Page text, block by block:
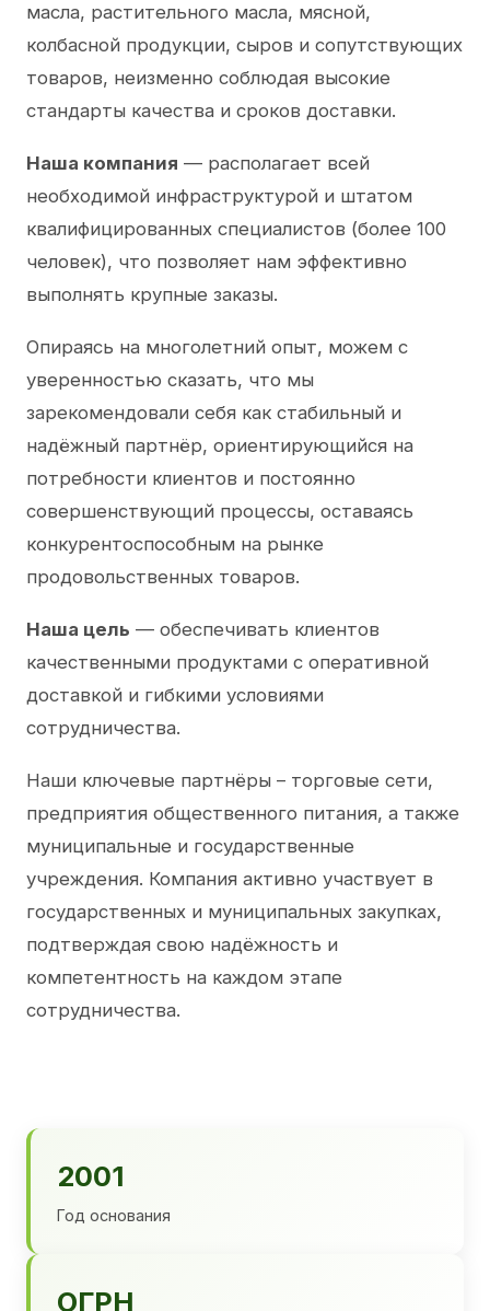
масла, растительного масла, мясной,
колбасной продукции, сыров и сопутствующих
товаров, неизменно соблюдая высокие
стандарты качества и сроков доставки.
Наша компания — располагает всей
необходимой инфраструктурой и штатом
квалифицированных специалистов (более 100
человек), что позволяет нам эффективно
выполнять крупные заказы.
Опираясь на многолетний опыт, можем с
уверенностью сказать, что мы
зарекомендовали себя как стабильный и
надёжный партнёр, ориентирующийся на
потребности клиентов и постоянно
совершенствующий процессы, оставаясь
конкурентоспособным на рынке
продовольственных товаров.
Наша цель — обеспечивать клиентов
качественными продуктами с оперативной
доставкой и гибкими условиями
сотрудничества.
Наши ключевые партнёры – торговые сети,
предприятия общественного питания, а также
муниципальные и государственные
учреждения. Компания активно участвует в
государственных и муниципальных закупках,
подтверждая свою надёжность и
компетентность на каждом этапе
сотрудничества.
2001
Год основания
ОГРН